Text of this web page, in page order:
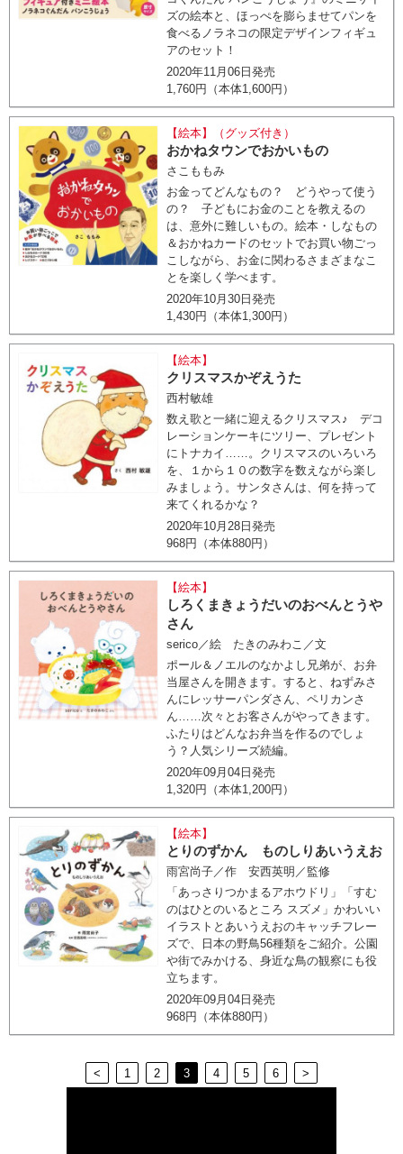
ズの絵本と、ほっぺを膨らませてパンを
食べるノラネコの限定デザインフィギュ
アのセット！
2020年11月06日発売
1,760円（本体1,600円）
【絵本】（グッズ付き）
おかねタウンでおかいもの
さこももみ
お金ってどんなもの？ どうやって使う
の？ 子どもにお金のことを教えるの
は、意外に難しいもの。絵本・しなもの
＆おかねカードのセットでお買い物ごっ
こしながら、お金に関わるさまざまなこ
とを楽しく学べます。
2020年10月30日発売
1,430円（本体1,300円）
【絵本】
クリスマスかぞえうた
西村敏雄
数え歌と一緒に迎えるクリスマス♪ デコ
レーションケーキにツリー、プレゼント
にトナカイ……。クリスマスのいろいろ
を、１から１０の数字を数えながら楽し
みましょう。サンタさんは、何を持って
来てくれるかな？
2020年10月28日発売
968円（本体880円）
【絵本】
しろくまきょうだいのおべんとうや
さん
serico／絵 たきのみわこ／文
ポール＆ノエルのなかよし兄弟が、お弁
当屋さんを開きます。すると、ねずみさ
んにレッサーパンダさん、ペリカンさ
ん……次々とお客さんがやってきます。
ふたりはどんなお弁当を作るのでしょ
う？人気シリーズ続編。
2020年09月04日発売
1,320円（本体1,200円）
【絵本】
とりのずかん ものしりあいうえお
雨宮尚子／作 安西英明／監修
「あっさりつかまるアホウドリ」「すむ
のはひとのいるところ スズメ」かわいい
イラストとあいうえおのキャッチフレー
ズで、日本の野鳥56種類をご紹介。公園
や街でみかける、身近な鳥の観察にも役
立ちます。
2020年09月04日発売
968円（本体880円）
< 1 2 3 4 5 6 >